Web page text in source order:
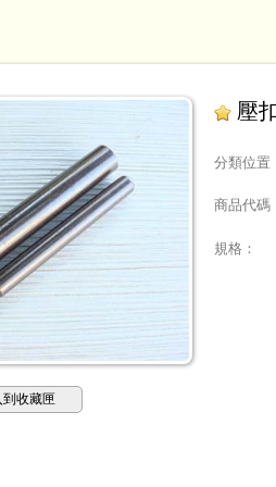
到收藏匣
壓
分類位置
商品代碼
規格 ：